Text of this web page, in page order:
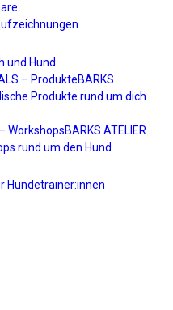
und Hund
– ProdukteBARKS
Produkte rund um dich
WorkshopsBARKS ATELIER
rund um den Hund.
Hundetrainer:innen